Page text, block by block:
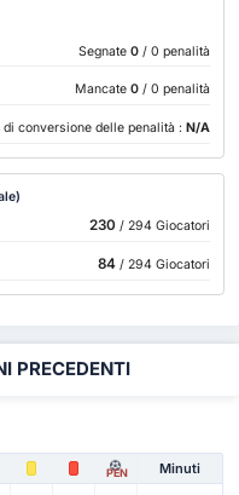
Segnate 0 / 0 penalità
Mancate 0 / 0 penalità
di conversione delle penalità : N/A
230 / 294 Giocatori
84/ 294 Giocatori
PRECEDENTI
PEN Minuti